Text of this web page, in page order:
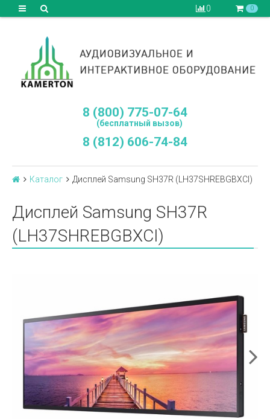
0 0
8 (800) 775-07-64
(бесплатный вызов)
8 (812) 606-74-84
Каталог Дисплей Samsung SH37R (LH37SHREBGBXCI)
Дисплей Samsung SH37R
(LH37SHREBGBXCI)